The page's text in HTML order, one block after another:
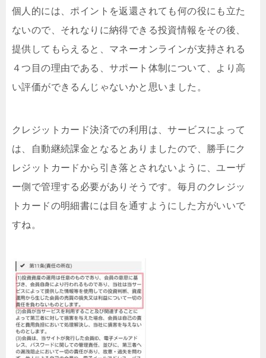
個人的には、ポイントを返還されても何の役にも立た
ないので、それなりに納得できる投資情報をその後、
提供してもらえると、マネーオンラインが支持される
４つ目の理由である、サポート体制について、より高
い評価ができるんじゃないかと思いました。
クレジットカード決済での利用は、サービスによって
は、自動継続課金となるとありましたので、勝手にク
レジットカードから引き落とされないように、ユーザ
ー側で管理する必要がありそうです。毎月のクレジッ
トカードの明細書には目を通すようにした方がいいで
すね。